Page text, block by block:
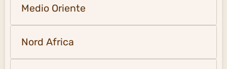
Medio Oriente
Nord Africa